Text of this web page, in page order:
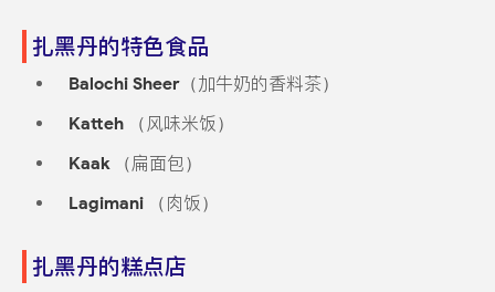
扎黑丹的特色食品
Balochi Sheer（加牛奶的香料茶）
Katteh（风味米饭）
Kaak（扁面包）
Lagimani（肉饭）
扎黑丹的糕点店